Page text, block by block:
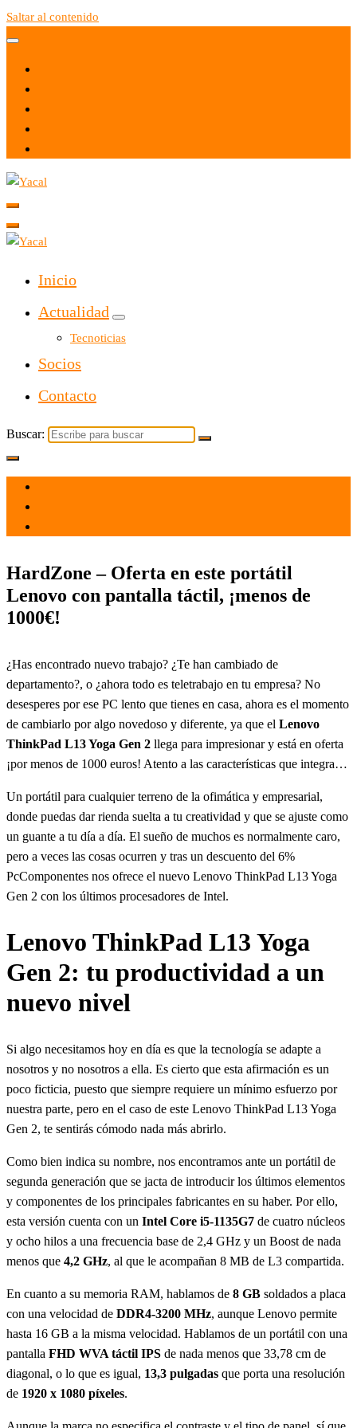
Saltar al contenido
Yacal micro hosting
Inicio
Actualidad
Tecnoticias
Socios
Contacto
Buscar:
HardZone – Oferta en este portátil
Lenovo con pantalla táctil, ¡menos de
1000€!
¿Has encontrado nuevo trabajo? ¿Te han cambiado de
departamento?, o ¿ahora todo es teletrabajo en tu empresa? No
desesperes por ese PC lento que tienes en casa, ahora es el momento
de cambiarlo por algo novedoso y diferente, ya que el Lenovo
ThinkPad L13 Yoga Gen 2 llega para impresionar y está en oferta
¡por menos de 1000 euros! Atento a las características que integra…
Un portátil para cualquier terreno de la ofimática y empresarial,
donde puedas dar rienda suelta a tu creatividad y que se ajuste como
un guante a tu día a día. El sueño de muchos es normalmente caro,
pero a veces las cosas ocurren y tras un descuento del 6%
PcComponentes nos ofrece el nuevo Lenovo ThinkPad L13 Yoga
Gen 2 con los últimos procesadores de Intel.
Lenovo ThinkPad L13 Yoga
Gen 2: tu productividad a un
nuevo nivel
Si algo necesitamos hoy en día es que la tecnología se adapte a
nosotros y no nosotros a ella. Es cierto que esta afirmación es un
poco ficticia, puesto que siempre requiere un mínimo esfuerzo por
nuestra parte, pero en el caso de este Lenovo ThinkPad L13 Yoga
Gen 2, te sentirás cómodo nada más abrirlo.
Como bien indica su nombre, nos encontramos ante un portátil de
segunda generación que se jacta de introducir los últimos elementos
y componentes de los principales fabricantes en su haber. Por ello,
esta versión cuenta con un Intel Core i5-1135G7 de cuatro núcleos
y ocho hilos a una frecuencia base de 2,4 GHz y un Boost de nada
menos que 4,2 GHz, al que le acompañan 8 MB de L3 compartida.
En cuanto a su memoria RAM, hablamos de 8 GB soldados a placa
con una velocidad de DDR4-3200 MHz, aunque Lenovo permite
hasta 16 GB a la misma velocidad. Hablamos de un portátil con una
pantalla FHD WVA táctil IPS de nada menos que 33,78 cm de
diagonal, o lo que es igual, 13,3 pulgadas que porta una resolución
de 1920 x 1080 píxeles.